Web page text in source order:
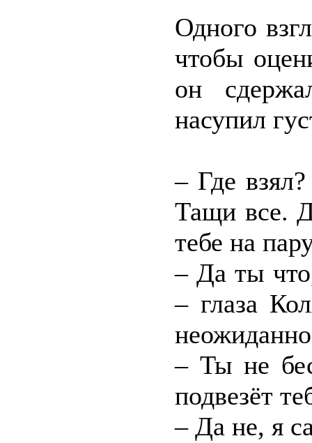
Одного
чтобы
он
насупил
– Где
Тащи все.
тебе на
– Да ты
– глаза
– Ты не
подвезёт
– Да не, я